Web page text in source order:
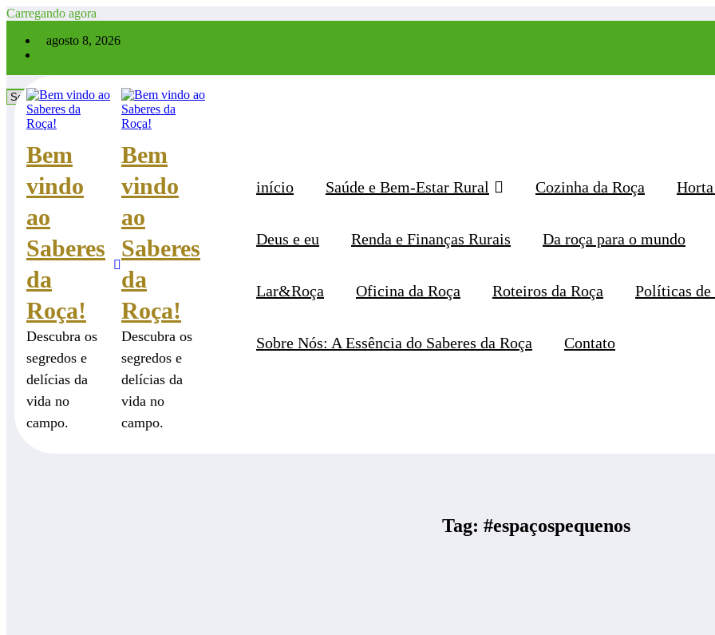
Pular
conteúdo
Carregando agora
agosto 8, 2026
Bem
vindo
ao
Saberes
da
Roça!
Descubra os
segredos e
delícias da
vida no
campo.
Bem
vindo
ao
Saberes
da
Roça!
Descubra os
segredos e
delícias da
vida no
campo.
início Saúde e Bem-Estar Rural Cozinha da Roça
Deus e eu Renda e Finanças Rurais Da roça para o mundo
Lar&Roça Oficina da Roça Roteiros da Roça Políticas
Sobre Nós: A Essência do Saberes da Roça Contato
Categorias
Categorias
#espaçospequenos
Tag: #espaçospequenos